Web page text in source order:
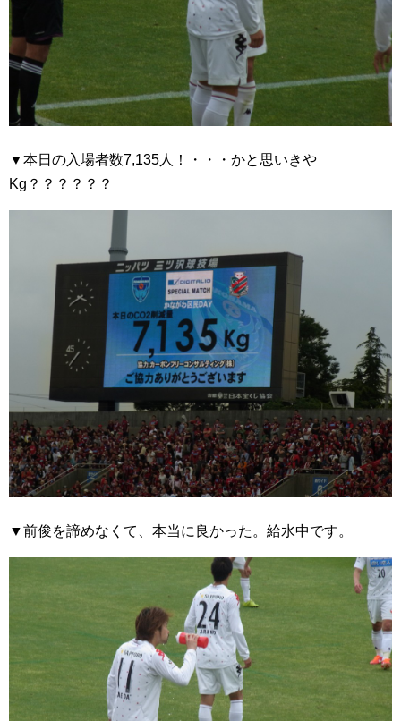
▼本日の入場者数7,135人！・・・かと思いきや
Kg？？？？？？
▼前俊を諦めなくて、本当に良かった。給水中です。